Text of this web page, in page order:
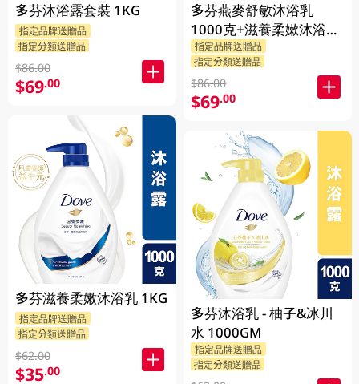
多芬沐浴露套裝 1KG
指定品牌送贈品
指定分類送贈品
$86.00
$69.00
多芬滋養柔嫩沐浴乳 1KG
指定品牌送贈品
指定分類送贈品
$62.00
$35.00
多芬燕麥舒敏沐浴乳
1000克+滋養柔嫰沐浴乳
1000克+Dove沐浴乳200
克 (隨機發送) 1PK
指定品牌送贈品
指定分類送贈品
$86.00
$69.00
多芬沐浴乳 - 柚子&冰川
水 1000GM
指定品牌送贈品
指定分類送贈品